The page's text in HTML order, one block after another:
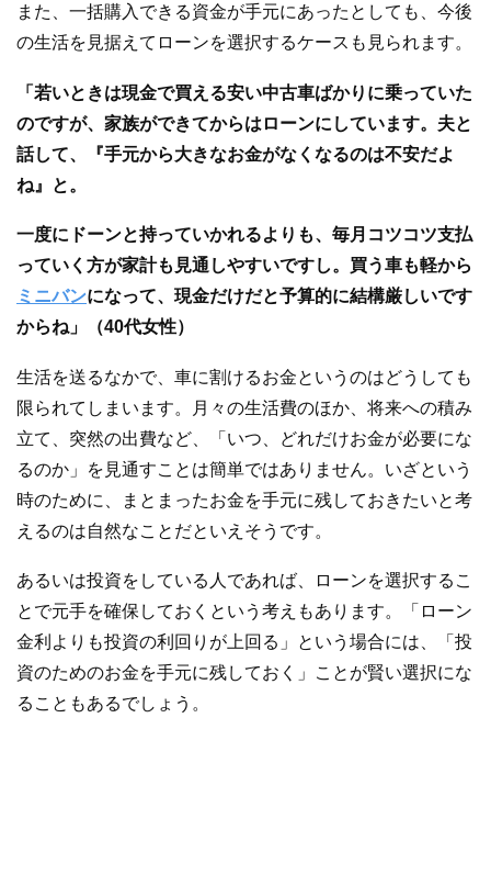
また、一括購入できる資金が手元にあったとしても、今後
の生活を見据えてローンを選択するケースも見られます。
「若いときは現金で買える安い中古車ばかりに乗っていた
のですが、家族ができてからはローンにしています。夫と
話して、『手元から大きなお金がなくなるのは不安だよ
ね』と。
一度にドーンと持っていかれるよりも、毎月コツコツ支払
っていく方が家計も見通しやすいですし。買う車も軽から
ミニバンになって、現金だけだと予算的に結構厳しいです
からね」（40代女性）
生活を送るなかで、車に割けるお金というのはどうしても
限られてしまいます。月々の生活費のほか、将来への積み
立て、突然の出費など、「いつ、どれだけお金が必要にな
るのか」を見通すことは簡単ではありません。いざという
時のために、まとまったお金を手元に残しておきたいと考
えるのは自然なことだといえそうです。
あるいは投資をしている人であれば、ローンを選択するこ
とで元手を確保しておくという考えもあります。「ローン
金利よりも投資の利回りが上回る」という場合には、「投
資のためのお金を手元に残しておく」ことが賢い選択にな
ることもあるでしょう。